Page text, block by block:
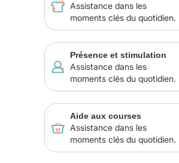
Assistance dans les
moments clés du quotidien.
Présence et stimulation
Assistance dans les
moments clés du quotidien.
Aide aux courses
Assistance dans les
moments clés du quotidien.